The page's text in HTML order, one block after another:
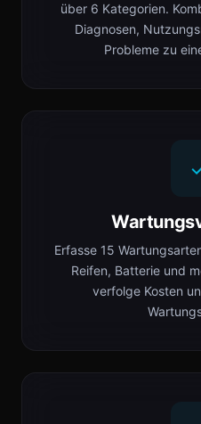
über 6 Kategorien.
Diagnosen,
Probleme zu
Erfasse 15
Reifen, Batterie und
verfolge Kosten